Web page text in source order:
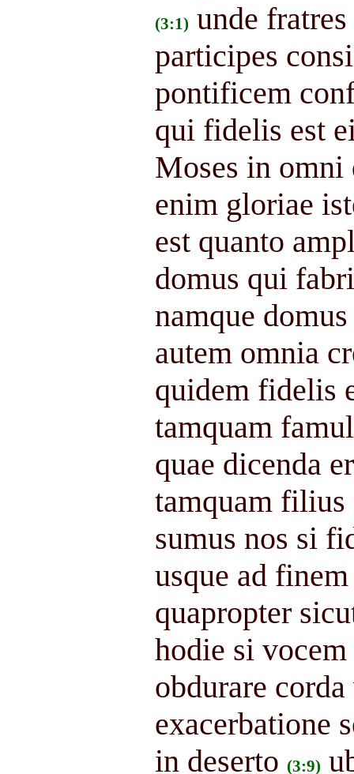
(3:1) unde
participes
pontificem
qui fidelis est
Moses in
enim gloriae
est quanto
domus qui
namque
autem omnia
quidem fidelis
tamquam
quae dicenda
tamquam filius
sumus nos si
usque ad
quapropter
hodie si
obdurare
exacerbatione
in deserto (3:9)